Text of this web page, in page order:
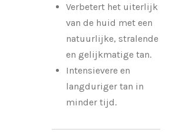
Verbetert het uiterlijk
van de huid met een
natuurlijke, stralende
en gelijkmatige tan.
Intensievere en
langduriger tan in
minder tijd.